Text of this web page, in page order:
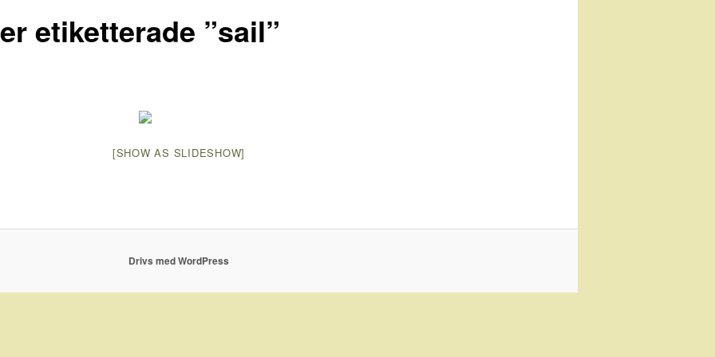
etiketterade ”sail”
[SHOW AS SLIDESHOW]
Drivs med WordPress